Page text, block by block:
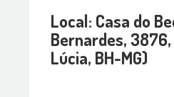
Local: Casa do
Bernardes,
Lúcia, BH-MG)